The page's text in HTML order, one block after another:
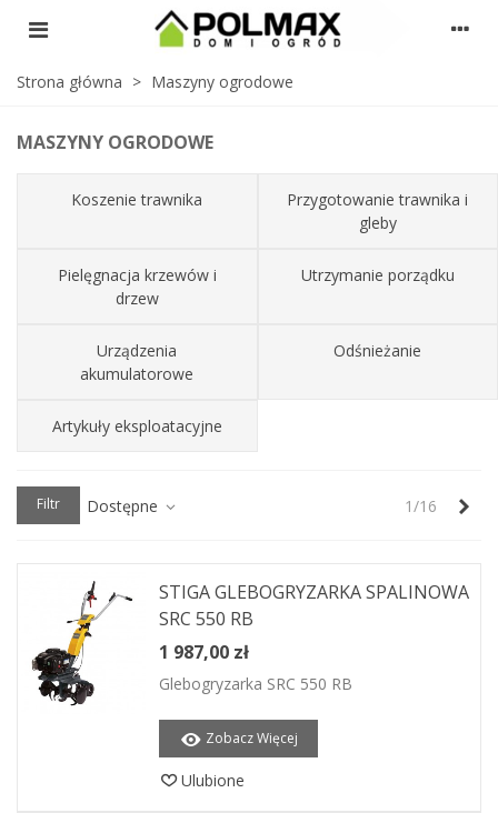
Strona główna > Maszyny ogrodowe
MASZYNY OGRODOWE
Koszenie trawnika
Przygotowanie trawnika i
gleby
Pielęgnacja krzewów i
drzew
Utrzymanie porządku
Urządzenia
akumulatorowe
Odśnieżanie
Artykuły eksploatacyjne
Filtr Dostępne 1/16
STIGA GLEBOGRYZARKA SPALINOWA
SRC 550 RB
1 987,00 zł
Glebogryzarka SRC 550 RB
Zobacz Więcej
Ulubione